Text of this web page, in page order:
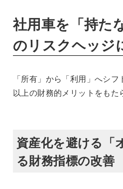
社用車を「持た
のリスクヘッジ
「所有」から「利用」へシ
以上の財務的メリットをもた
資産化を避ける「
る財務指標の改善